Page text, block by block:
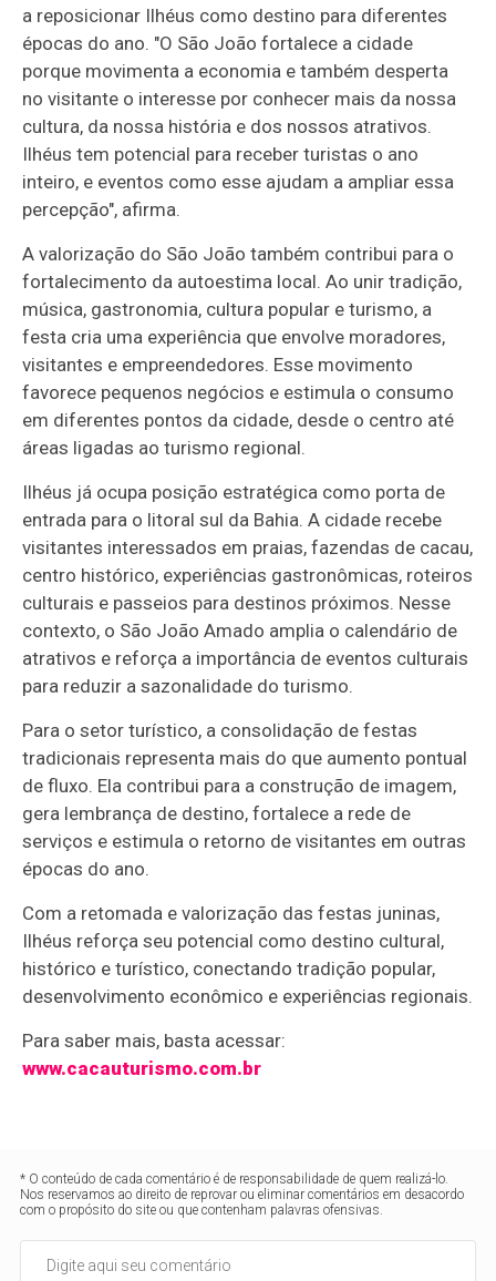
a reposicionar Ilhéus como destino para diferentes
épocas do ano. "O São João fortalece a cidade
porque movimenta a economia e também desperta
no visitante o interesse por conhecer mais da nossa
cultura, da nossa história e dos nossos atrativos.
Ilhéus tem potencial para receber turistas o ano
inteiro, e eventos como esse ajudam a ampliar essa
percepção", afirma.
A valorização do São João também contribui para o
fortalecimento da autoestima local. Ao unir tradição,
música, gastronomia, cultura popular e turismo, a
festa cria uma experiência que envolve moradores,
visitantes e empreendedores. Esse movimento
favorece pequenos negócios e estimula o consumo
em diferentes pontos da cidade, desde o centro até
áreas ligadas ao turismo regional.
Ilhéus já ocupa posição estratégica como porta de
entrada para o litoral sul da Bahia. A cidade recebe
visitantes interessados em praias, fazendas de cacau,
centro histórico, experiências gastronômicas, roteiros
culturais e passeios para destinos próximos. Nesse
contexto, o São João Amado amplia o calendário de
atrativos e reforça a importância de eventos culturais
para reduzir a sazonalidade do turismo.
Para o setor turístico, a consolidação de festas
tradicionais representa mais do que aumento pontual
de fluxo. Ela contribui para a construção de imagem,
gera lembrança de destino, fortalece a rede de
serviços e estimula o retorno de visitantes em outras
épocas do ano.
Com a retomada e valorização das festas juninas,
Ilhéus reforça seu potencial como destino cultural,
histórico e turístico, conectando tradição popular,
desenvolvimento econômico e experiências regionais.
Para saber mais, basta acessar:
www.cacauturismo.com.br
* O conteúdo de cada comentário é de responsabilidade de quem realizá-lo.
Nos reservamos ao direito de reprovar ou eliminar comentários em desacordo
com o propósito do site ou que contenham palavras ofensivas.